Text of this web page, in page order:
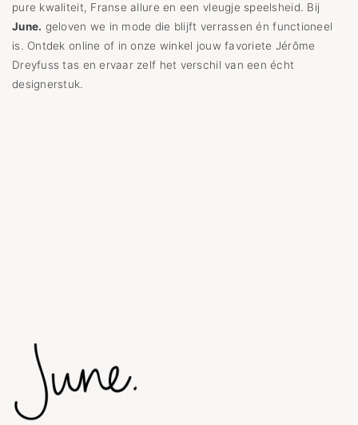
pure kwaliteit, Franse allure en een vleugje speelsheid. Bij
June. geloven we in mode die blijft verrassen én functioneel
is. Ontdek online of in onze winkel jouw favoriete Jérôme
Dreyfuss tas en ervaar zelf het verschil van een écht
designerstuk.